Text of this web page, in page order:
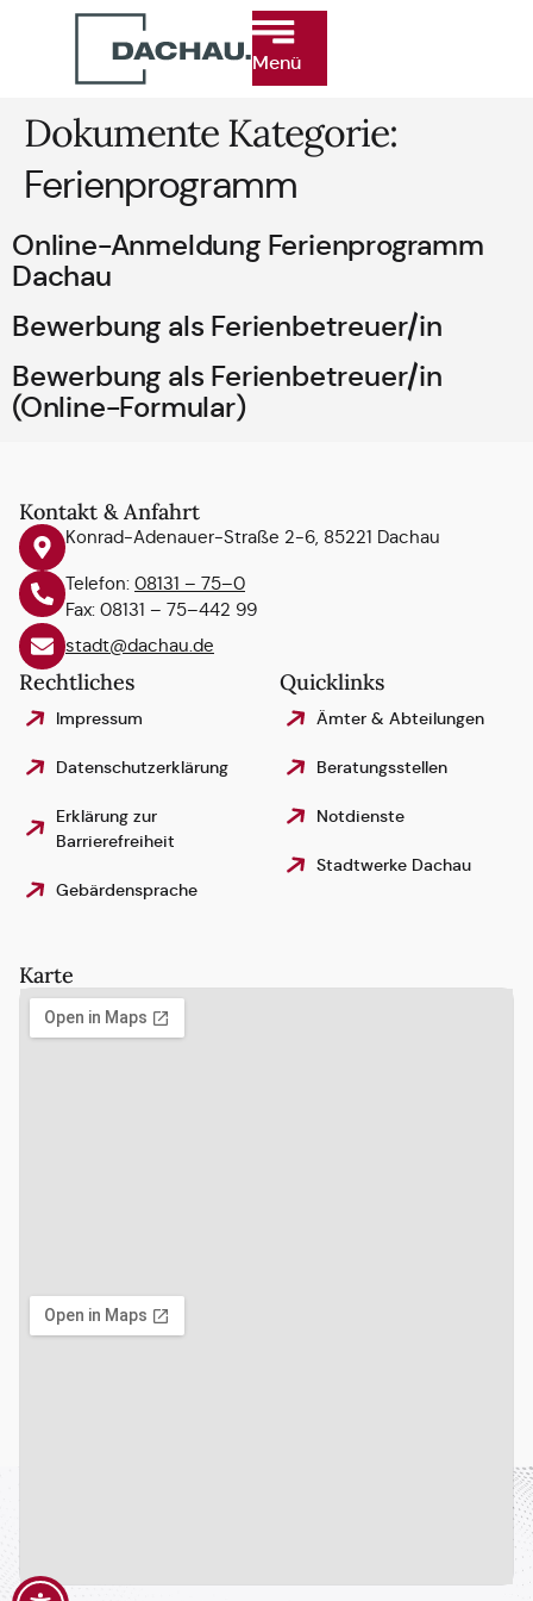
Menü
Dokumente Kategorie:
Ferienprogramm
Online-Anmeldung Ferienprogramm
Dachau
Bewerbung als Ferienbetreuer/in
Bewerbung als Ferienbetreuer/in
(Online-Formular)
Kontakt & Anfahrt
Konrad-Adenauer-Straße 2-6, 85221 Dachau
Telefon: 08131 – 75–0
Fax: 08131 – 75–442 99
stadt@dachau.de
Rechtliches
Impressum
Datenschutzerklärung
Erklärung zur
Barrierefreiheit
Gebärdensprache
Quicklinks
Ämter & Abteilungen
Beratungsstellen
Notdienste
Stadtwerke Dachau
Karte